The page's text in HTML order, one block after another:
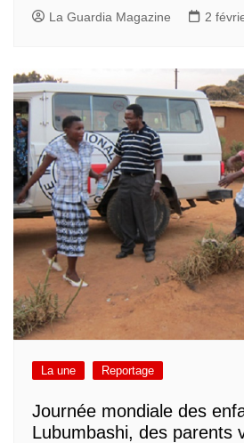
La Guardia Magazine 2
La une Reportage
Journée mondiale des
Lubumbashi, des parents